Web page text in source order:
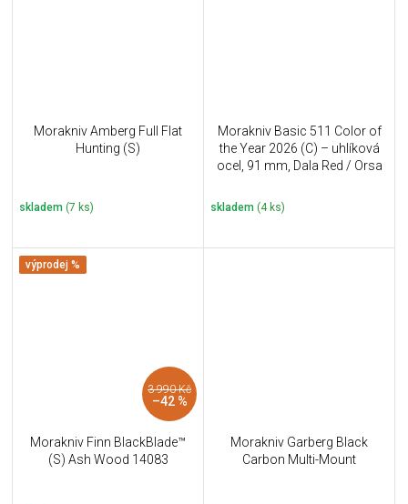
Morakniv Amberg Full Flat
Hunting (S)
skladem (7 ks)
Morakniv Basic 511 Color of
the Year 2026 (C) – uhlíková
ocel, 91 mm, Dala Red / Orsa
skladem (4 ks)
výprodej %
3 990 Kč
–42 %
Morakniv Finn BlackBlade™
(S) Ash Wood 14083
Morakniv Garberg Black
Carbon Multi-Mount